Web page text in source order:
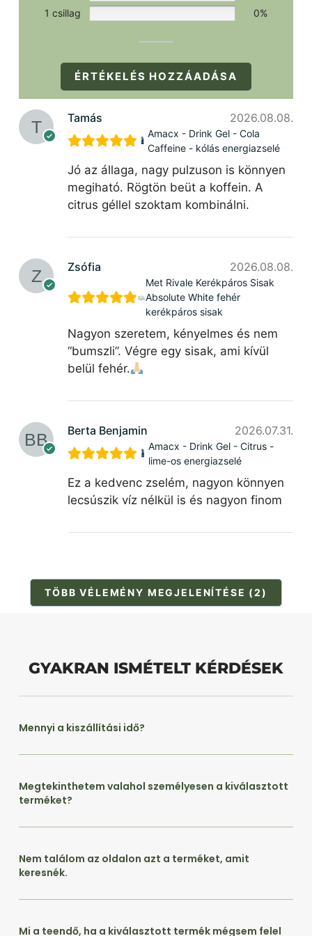
1 csillag
0%
ÉRTÉKELÉS HOZZÁADÁSA
Tamás 2026.08.08.
Amacx - Drink Gel - Cola
Caffeine - kólás energiazselé
Jó az állaga, nagy pulzuson is könnyen
megiható. Rögtön beüt a koffein. A
citrus géllel szoktam kombinálni.
Zsófia 2026.08.08.
Met Rivale Kerékpáros Sisak
Absolute White fehér
kerékpáros sisak
Nagyon szeretem, kényelmes és nem
“bumszli”. Végre egy sisak, ami kívül
belül fehér.
Berta Benjamin 2026.07.31.
Amacx - Drink Gel - Citrus -
lime-os energiazselé
Ez a kedvenc zselém, nagyon könnyen
lecsúszik víz nélkül is és nagyon finom
TÖBB VÉLEMÉNY MEGJELENÍTÉSE (2)
GYAKRAN ISMÉTELT KÉRDÉSEK
Mennyi a kiszállítási idő?
Megtekinthetem valahol személyesen a kiválasztott
terméket?
Nem találom az oldalon azt a terméket, amit
keresnék.
Mi a teendő, ha a kiválasztott termék mégsem felel